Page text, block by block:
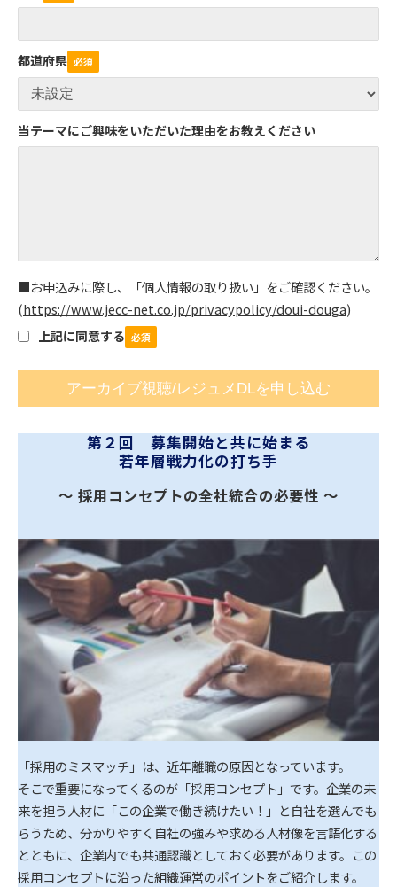
都道府県
当テーマにご興味をいただいた理由をお教えください
■お申込みに際し、「個人情報の取り扱い」をご確認ください。
(https://www.jecc-net.co.jp/privacypolicy/doui-douga)
上記に同意する
第２回　募集開始と共に始まる
若年層戦力化の打ち手
～ 採用コンセプトの全社統合の必要性 ～
「採用のミスマッチ」は、近年離職の原因となっています。
そこで重要になってくるのが「採用コンセプト」です。企業の未
来を担う人材に「この企業で働き続けたい！」と自社を選んでも
らうため、分かりやすく自社の強みや求める人材像を言語化する
とともに、企業内でも共通認識としておく必要があります。この
採用コンセプトに沿った組織運営のポイントをご紹介します。